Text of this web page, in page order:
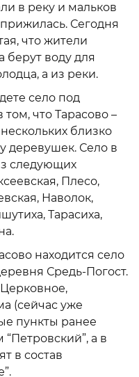
в реку и мальков
Сегодня
что жители
воду для
а из реки.
село под
что Тарасово –
близко
деревушек. Село в
следующих
Плесо,
Наволок,
Тарасиха,
находится село
Средь-Погост.
(сейчас уже
пункты ранее
а в
в состав